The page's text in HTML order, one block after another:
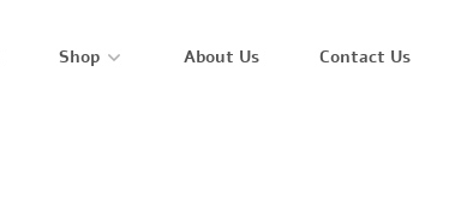
Shop About Us Contact Us